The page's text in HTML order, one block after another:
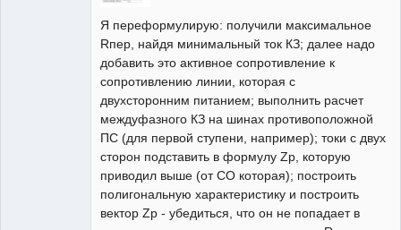
Я переформулирую: получили максимальное
Rпер, найдя минимальный ток КЗ; далее надо
добавить это активное сопротивление к
сопротивлению линии, которая с
двухсторонним питанием; выполнить расчет
междуфазного КЗ на шинах противоположной
ПС (для первой ступени, например); токи с двух
сторон подставить в формулу Zр, которую
приводил выше (от СО которая); построить
полигональную характеристику и построить
вектор Zp - убедиться, что он не попадает в